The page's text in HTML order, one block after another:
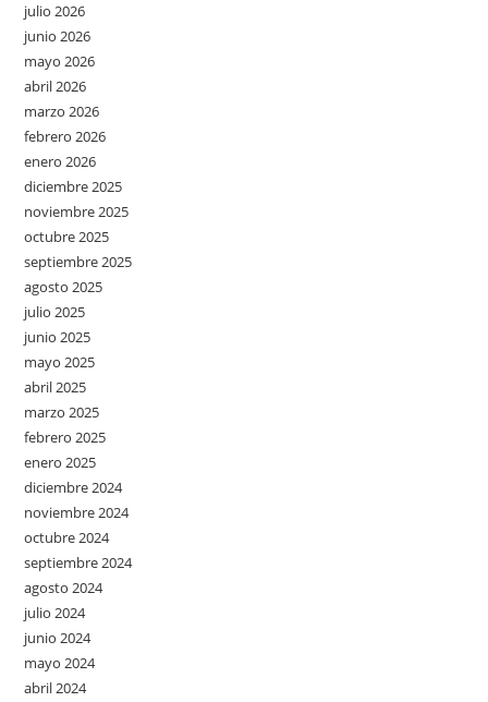
julio 2026
junio 2026
mayo 2026
abril 2026
marzo 2026
febrero 2026
enero 2026
diciembre 2025
noviembre 2025
octubre 2025
septiembre 2025
agosto 2025
julio 2025
junio 2025
mayo 2025
abril 2025
marzo 2025
febrero 2025
enero 2025
diciembre 2024
noviembre 2024
octubre 2024
septiembre 2024
agosto 2024
julio 2024
junio 2024
mayo 2024
abril 2024